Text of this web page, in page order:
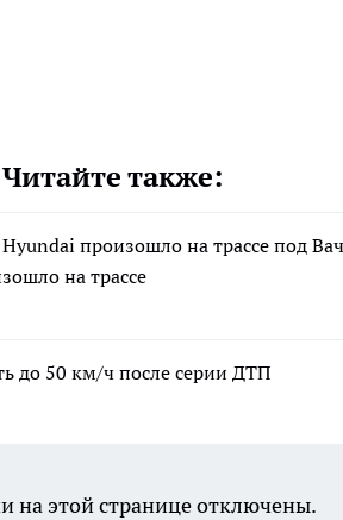
Читайте также:
произошло на трассе под
на трассе
до 50 км/ч после серии ДТП
на этой странице отключены.